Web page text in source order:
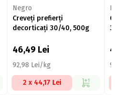
Negro
Creveți prefierți
decorticați 30/40, 500g
46,49 Lei
92,98 Lei/kg
2 x 44,17 Lei